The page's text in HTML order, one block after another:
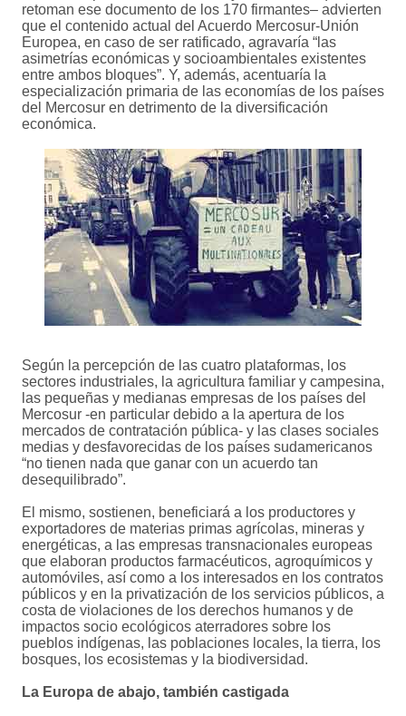
retoman ese documento de los 170 firmantes– advierten
que el contenido actual del Acuerdo Mercosur-Unión
Europea, en caso de ser ratificado, agravaría “las
asimetrías económicas y socioambientales existentes
entre ambos bloques”. Y, además, acentuaría la
especialización primaria de las economías de los países
del Mercosur en detrimento de la diversificación
económica.
Según la percepción de las cuatro plataformas, los
sectores industriales, la agricultura familiar y campesina,
las pequeñas y medianas empresas de los países del
Mercosur -en particular debido a la apertura de los
mercados de contratación pública- y las clases sociales
medias y desfavorecidas de los países sudamericanos
“no tienen nada que ganar con un acuerdo tan
desequilibrado”.
El mismo, sostienen, beneficiará a los productores y
exportadores de materias primas agrícolas, mineras y
energéticas, a las empresas transnacionales europeas
que elaboran productos farmacéuticos, agroquímicos y
automóviles, así como a los interesados en los contratos
públicos y en la privatización de los servicios públicos, a
costa de violaciones de los derechos humanos y de
impactos socio ecológicos aterradores sobre los
pueblos indígenas, las poblaciones locales, la tierra, los
bosques, los ecosistemas y la biodiversidad.
La Europa de abajo, también castigada